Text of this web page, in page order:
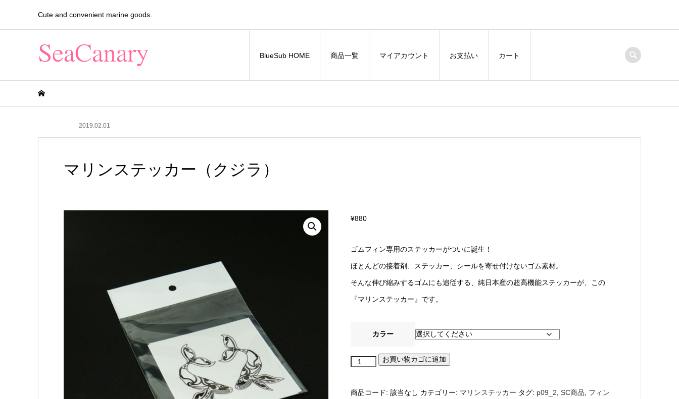
Cute and convenient marine goods.
BlueSub HOME 商品一覧 マイアカウント お支払い カート
2019.02.01
マリンステッカー（クジラ）
¥880
ゴムフィン専用のステッカーがついに誕生！
ほとんどの接着剤、ステッカー、シールを寄せ付けないゴム素材。
そんな伸び縮みするゴムにも追従する、純日本産の超高機能ステッカーが、この
『マリンステッカー』です。
カラー
ン
お買い物カゴに追加
商品コード: 該当なし カテゴリー: マリンステッカー タグ: p09_2 SC商品 フィン